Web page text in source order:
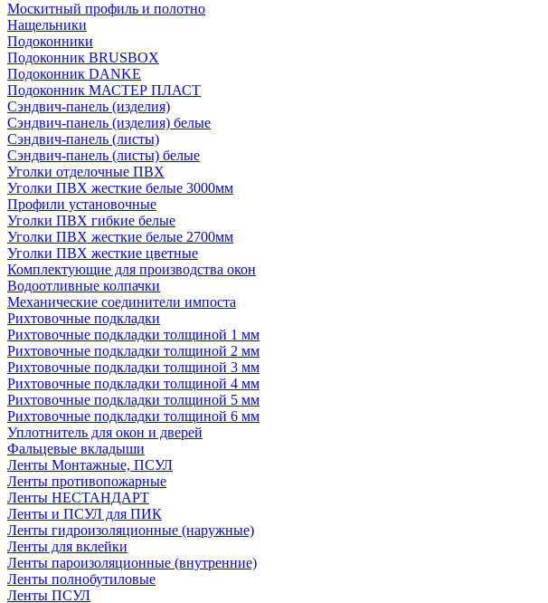
Москитный профиль и полотно
Нащельники
Подоконники
Подоконник BRUSBOX
Подоконник DANKE
Подоконник МАСТЕР ПЛАСТ
Сэндвич-панель (изделия)
Сэндвич-панель (изделия) белые
Сэндвич-панель (листы)
Сэндвич-панель (листы) белые
Уголки отделочные ПВХ
Уголки ПВХ жесткие белые 3000мм
Профили установочные
Уголки ПВХ гибкие белые
Уголки ПВХ жесткие белые 2700мм
Уголки ПВХ жесткие цветные
Комплектующие для производства окон
Водоотливные колпачки
Механические соединители импоста
Рихтовочные подкладки
Рихтовочные подкладки толщиной 1 мм
Рихтовочные подкладки толщиной 2 мм
Рихтовочные подкладки толщиной 3 мм
Рихтовочные подкладки толщиной 4 мм
Рихтовочные подкладки толщиной 5 мм
Рихтовочные подкладки толщиной 6 мм
Уплотнитель для окон и дверей
Фальцевые вкладыши
Ленты Монтажные, ПСУЛ
Ленты противопожарные
Ленты НЕСТАНДАРТ
Ленты и ПСУЛ для ПИК
Ленты гидроизоляционные (наружные)
Ленты для вклейки
Ленты пароизоляционные (внутренние)
Ленты полнобутиловые
Ленты ПСУЛ